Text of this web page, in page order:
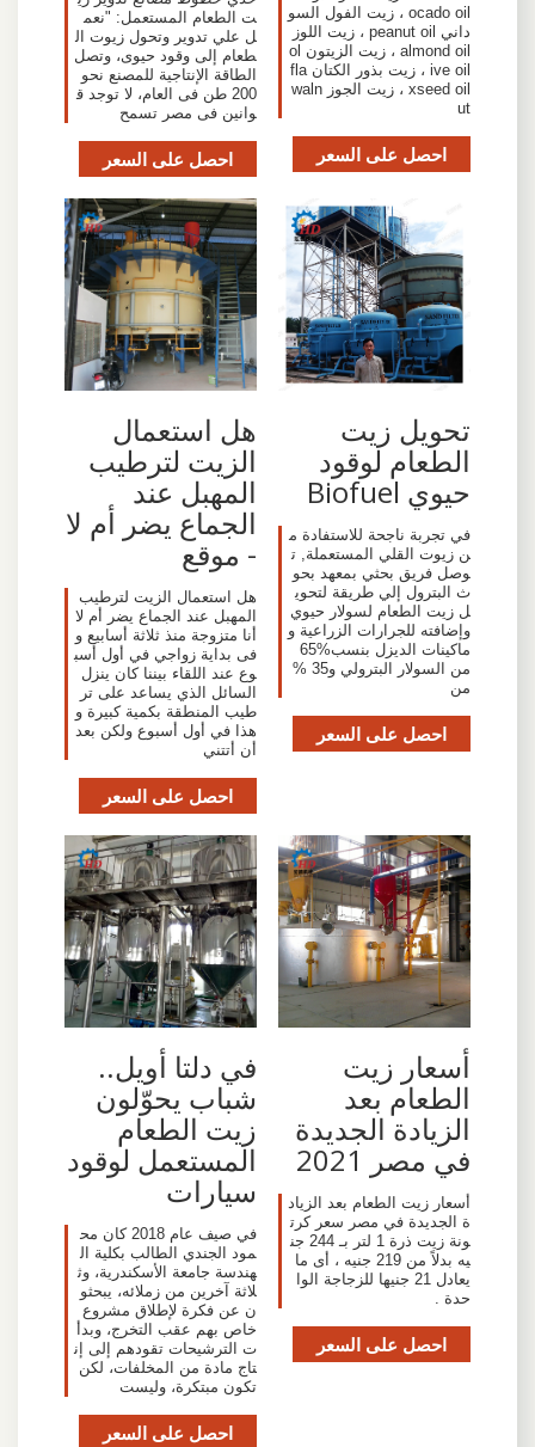
ocado oil ، زيت الفول السو
داني peanut oil ، زيت اللوز
almond oil ، زيت الزيتون ol
ive oil ، زيت بذور الكتان fla
xseed oil ، زيت الجوز waln
ut
احصل على السعر
ت الطعام المستعمل: "نعم
ل علي تدوير وتحول زيوت ال
طعام إلى وقود حيوى، وتصل
الطاقة الإنتاجية للمصنع نحو
200 طن فى العام، لا توجد ق
وانين فى مصر تسمح
احصل على السعر
تحويل زيت
الطعام لوقود
حيوي Biofuel
في تجربة ناجحة للاستفادة م
ن زيوت القلي المستعملة‏,‏ ت
وصل فريق بحثي بمعهد بحو
ث البترول إلي طريقة لتحوي
ل زيت الطعام لسولار حيوي
وإضافته للجرارات الزراعية و
ماكينات الديزل بنسب‏65%‏
من السولار البترولي و‏35 %‏
من
احصل على السعر
هل استعمال
الزيت لترطيب
المهبل عند
الجماع يضر أم لا
- موقع
هل استعمال الزيت لترطيب
المهبل عند الجماع يضر أم لا
أنا متزوجة منذ ثلاثة أسابيع و
فى بداية زواجي في أول أسب
وع عند اللقاء بيننا كان ينزل
السائل الذي يساعد على تر
طيب المنطقة بكمية كبيرة و
هذا في أول أسبوع ولكن بعد
أن أتتني
احصل على السعر
أسعار زيت
الطعام بعد
الزيادة الجديدة
في مصر 2021
أسعار زيت الطعام بعد الزياد
ة الجديدة في مصر سعر كرت
ونة زيت ذرة 1 لتر بـ 244 جن
يه بدلاً من 219 جنيه ، أى ما
يعادل 21 جنيها للزجاجة الوا
حدة .
احصل على السعر
في دلتا أويل..
شباب يحوّلون
زيت الطعام
المستعمل لوقود
سيارات
في صيف عام 2018 كان مح
مود الجندي الطالب بكلية ال
هندسة جامعة الأسكندرية، وث
لاثة آخرين من زملائه، يبحثو
ن عن فكرة لإطلاق مشروع
خاص بهم عقب التخرج، وبدأ
ت الترشيحات تقودهم إلى إن
تاج مادة من المخلفات، لكن
تكون مبتكرة، وليست
احصل على السعر